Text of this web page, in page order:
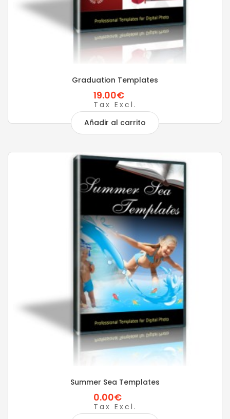
Graduation Templates
19.00€
Tax Excl.
Añadir al carrito
Summer Sea Templates
0.00€
Tax Excl.